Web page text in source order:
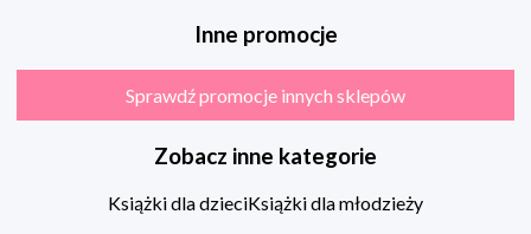
Inne promocje
Sprawdź promocje innych sklepów
Zobacz inne kategorie
Książki dla dzieciKsiążki dla młodzieży